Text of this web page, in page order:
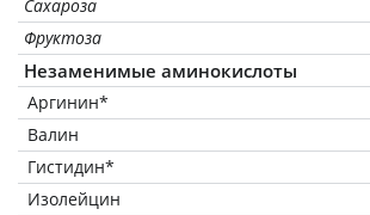
Сахароза
Фруктоза
Незаменимые аминокислоты
Аргинин*
Валин
Гистидин*
Изолейцин